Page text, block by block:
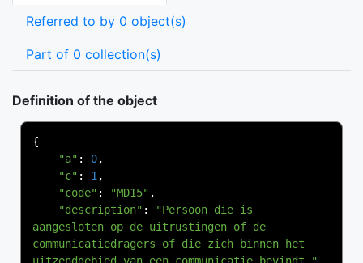
Referred to by 0 object(s)
Part of 0 collection(s)
Definition of the object
{
"a" : 0,
"c" : 1,
"code" : "MD15" ,
"description" :
"Persoon die is
aangesloten op de uitrustingen of de
communicatiedragers of die zich binnen het